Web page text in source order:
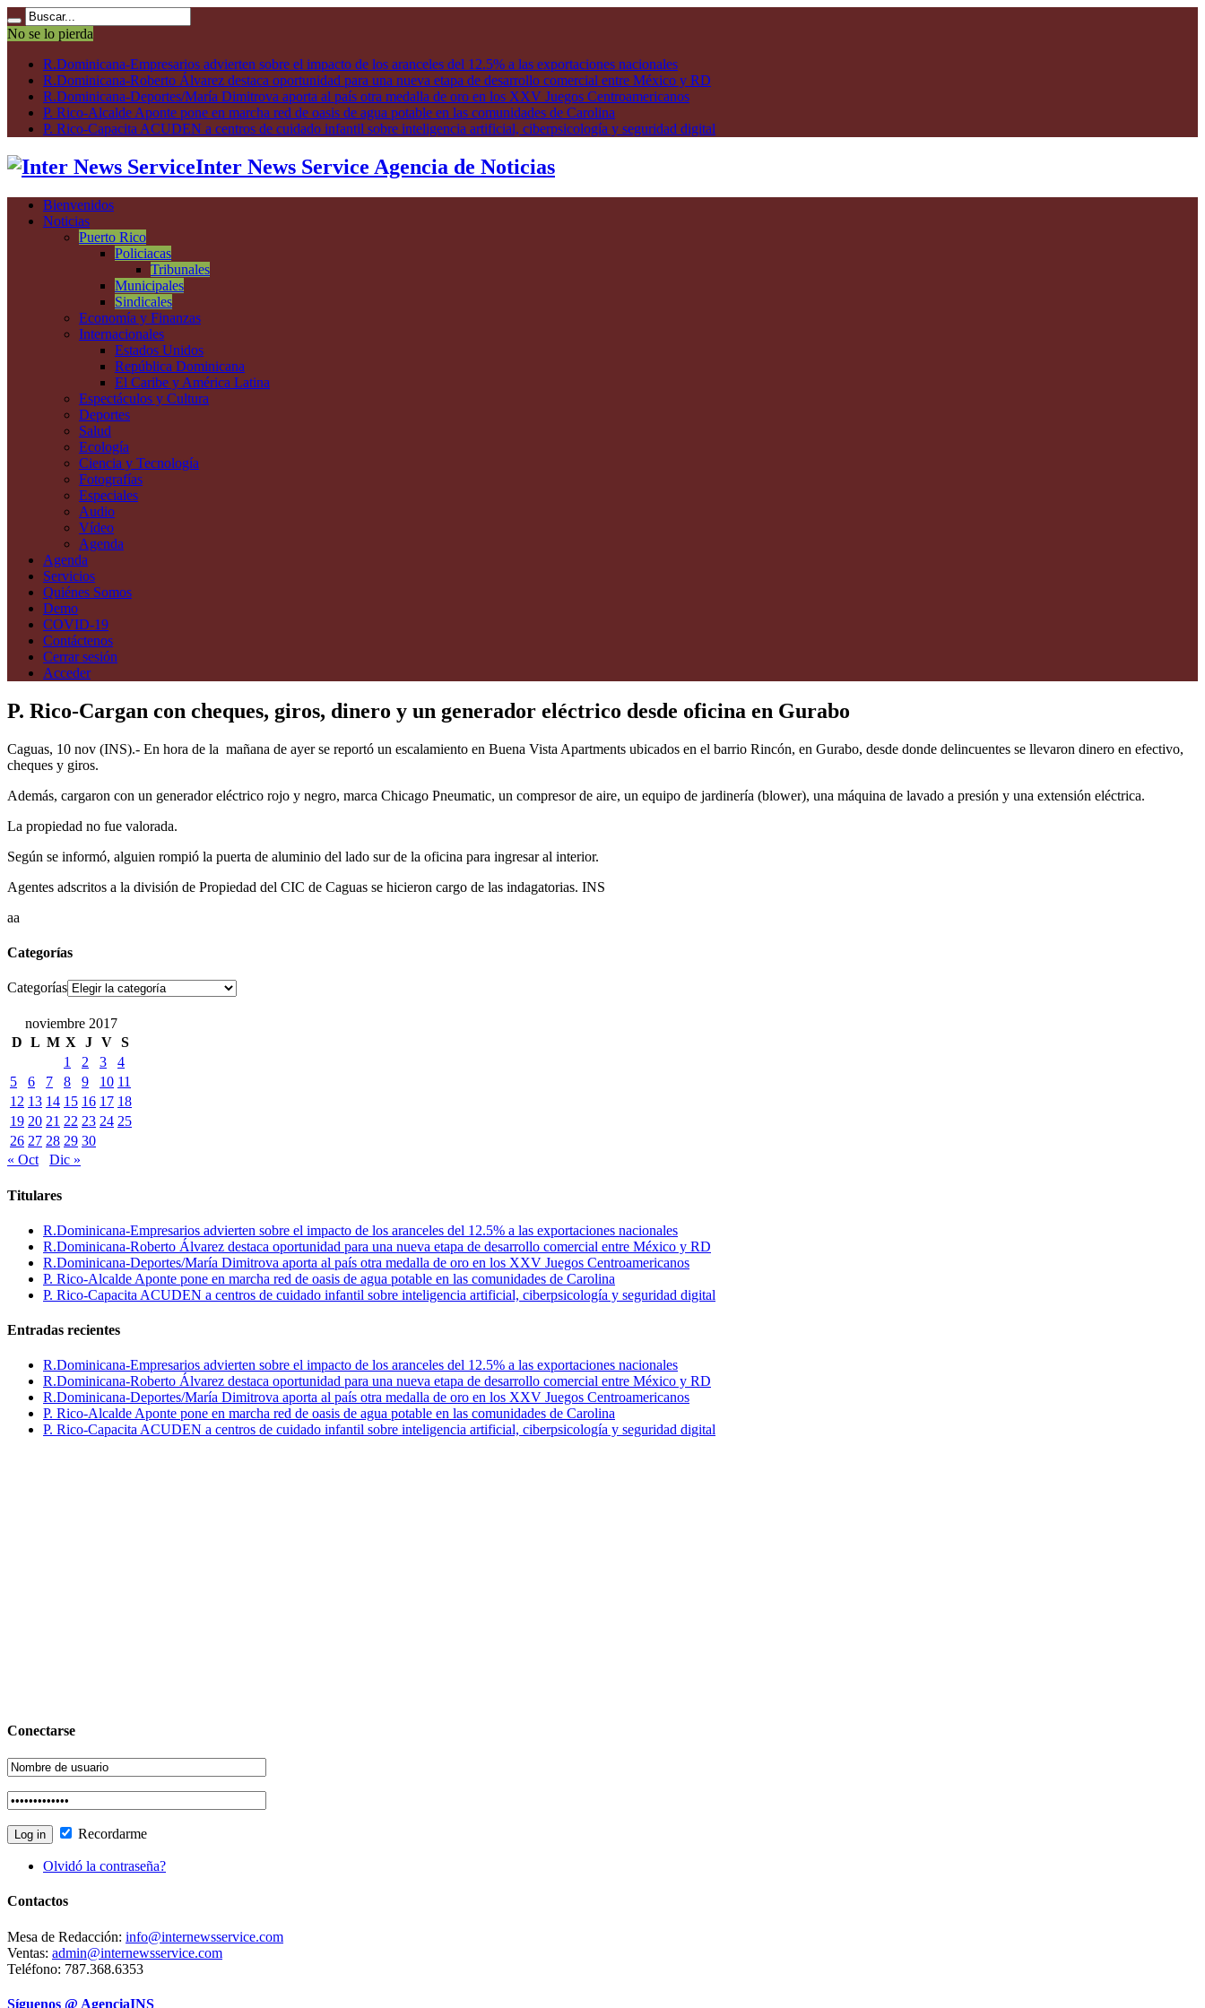
No se lo pierda
R.Dominicana-Empresarios advierten sobre el impacto de los aranceles del 12.5% a las exportaciones nacionales
R.Dominicana-Roberto Álvarez destaca oportunidad para una nueva etapa de desarrollo comercial entre México y RD
R.Dominicana-Deportes/María Dimitrova aporta al país otra medalla de oro en los XXV Juegos Centroamericanos
P. Rico-Alcalde Aponte pone en marcha red de oasis de agua potable en las comunidades de Carolina
P. Rico-Capacita ACUDEN a centros de cuidado infantil sobre inteligencia artificial, ciberpsicología y seguridad digital
Inter News Service Agencia de Noticias
Bienvenidos
Noticias
Puerto Rico
Policiacas
Tribunales
Municipales
Sindicales
Economía y Finanzas
Internacionales
Estados Unidos
República Dominicana
El Caribe y América Latina
Espectáculos y Cultura
Deportes
Salud
Ecología
Ciencia y Tecnología
Fotografías
Especiales
Audio
Vídeo
Agenda
Agenda
Servicios
Quiénes Somos
Demo
COVID-19
Contáctenos
Cerrar sesión
Acceder
P. Rico-Cargan con cheques, giros, dinero y un generador eléctrico desde oficina en Gurabo
Caguas, 10 nov (INS).- En hora de la mañana de ayer se reportó un escalamiento en Buena Vista Apartments ubicados en el barrio Rincón, en Gurabo, desde donde delincuentes se llevaron dinero en efectivo,
cheques y giros.
Además, cargaron con un generador eléctrico rojo y negro, marca Chicago Pneumatic, un compresor de aire, un equipo de jardinería (blower), una máquina de lavado a presión y una extensión eléctrica.
La propiedad no fue valorada.
Según se informó, alguien rompió la puerta de aluminio del lado sur de la oficina para ingresar al interior.
Agentes adscritos a la división de Propiedad del CIC de Caguas se hicieron cargo de las indagatorias. INS
aa
Categorías
Categorías
noviembre 2017
D L M X J V S
1
2 3
4
5
6 7 8 9 10 11
12 13 14 15 16 17 18
19 20 21 22 23 24 25
26 27 28 29 30
« Oct
Dic »
Titulares
R.Dominicana-Empresarios advierten sobre el impacto de los aranceles del 12.5% a las exportaciones nacionales
R.Dominicana-Roberto Álvarez destaca oportunidad para una nueva etapa de desarrollo comercial entre México y RD
R.Dominicana-Deportes/María Dimitrova aporta al país otra medalla de oro en los XXV Juegos Centroamericanos
P. Rico-Alcalde Aponte pone en marcha red de oasis de agua potable en las comunidades de Carolina
P. Rico-Capacita ACUDEN a centros de cuidado infantil sobre inteligencia artificial, ciberpsicología y seguridad digital
Entradas recientes
R.Dominicana-Empresarios advierten sobre el impacto de los aranceles del 12.5% a las exportaciones nacionales
R.Dominicana-Roberto Álvarez destaca oportunidad para una nueva etapa de desarrollo comercial entre México y RD
R.Dominicana-Deportes/María Dimitrova aporta al país otra medalla de oro en los XXV Juegos Centroamericanos
P. Rico-Alcalde Aponte pone en marcha red de oasis de agua potable en las comunidades de Carolina
P. Rico-Capacita ACUDEN a centros de cuidado infantil sobre inteligencia artificial, ciberpsicología y seguridad digital
Conectarse
Recordarme
Olvidó la contraseña?
Contactos
Mesa de Redacción: info@internewsservice.com
Ventas: admin@internewsservice.com
Teléfono: 787.368.6353
Síguenos @ AgenciaINS